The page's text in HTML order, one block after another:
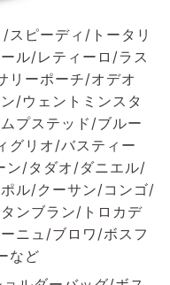
スピーディ/トータリ
ル/レティーロ/ラス
リーポーチ/オデオ
/ウェントミンスタ
プステッド/ブルー
グリオ/バスティー
ン/タダオ/ダニエル/
ル/クーサン/コンゴ/
ンブラン/トロカデ
ニュ/ブロワ/ボスフ
など